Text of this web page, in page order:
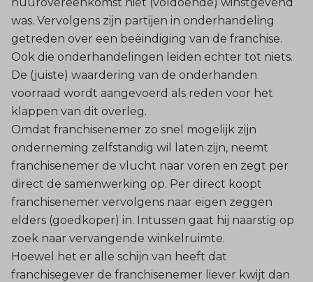
was. Vervolgens zijn partijen in onderhandeling
getreden over een beëindiging van de franchise.
Ook die onderhandelingen leiden echter tot niets.
De (juiste) waardering van de onderhanden
voorraad wordt aangevoerd als reden voor het
klappen van dit overleg.
Omdat franchisenemer zo snel mogelijk zijn
onderneming zelfstandig wil laten zijn, neemt
franchisenemer de vlucht naar voren en zegt per
direct de samenwerking op. Per direct koopt
franchisenemer vervolgens naar eigen zeggen
elders (goedkoper) in. Intussen gaat hij naarstig op
zoek naar vervangende winkelruimte.
Hoewel het er alle schijn van heeft dat
franchisegever de franchisenemer liever kwijt dan